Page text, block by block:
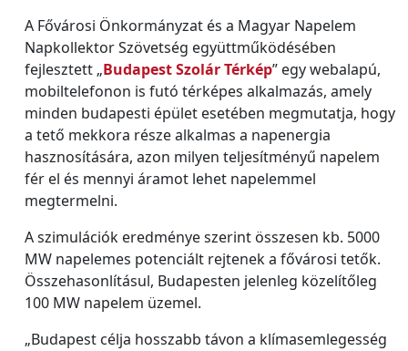
A Fővárosi Önkormányzat és a Magyar Napelem
Napkollektor Szövetség együttműködésében
fejlesztett „Budapest Szolár Térkép” egy webalapú,
mobiltelefonon is futó térképes alkalmazás, amely
minden budapesti épület esetében megmutatja, hogy
a tető mekkora része alkalmas a napenergia
hasznosítására, azon milyen teljesítményű napelem
fér el és mennyi áramot lehet napelemmel
megtermelni.
A szimulációk eredménye szerint összesen kb. 5000
MW napelemes potenciált rejtenek a fővárosi tetők.
Összehasonlításul, Budapesten jelenleg közelítőleg
100 MW napelem üzemel.
„Budapest célja hosszabb távon a klímasemlegesség